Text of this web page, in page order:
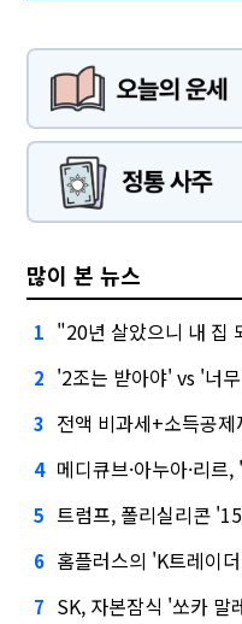
많이 본 뉴스
1 "20년 살았으니 내 집
2 '2조는 받아야' vs '너
3 전액 비과세+소득공
4 메디큐브·아누아·리
5 트럼프, 폴리실리콘 '15%
6 홈플러스의 'K트레이
7 SK, 자본잠식 '쏘카 말